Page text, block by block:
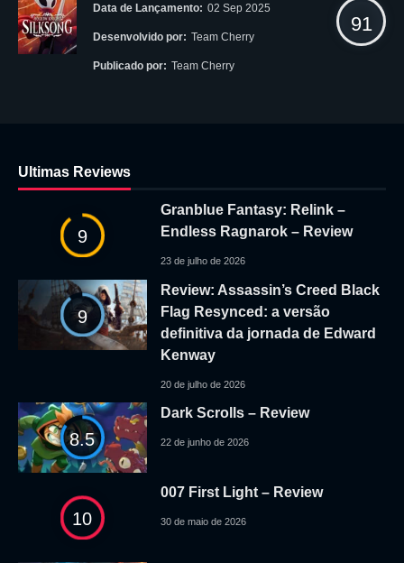
Data de Lançamento: 02 Sep 2025
Desenvolvido por: Team Cherry
Publicado por: Team Cherry
91
Ultimas Reviews
9
Granblue Fantasy: Relink –
Endless Ragnarok – Review
23 de julho de 2026
9
Review: Assassin’s Creed Black
Flag Resynced: a versão
definitiva da jornada de Edward
Kenway
20 de julho de 2026
8.5
Dark Scrolls – Review
22 de junho de 2026
10
007 First Light – Review
30 de maio de 2026